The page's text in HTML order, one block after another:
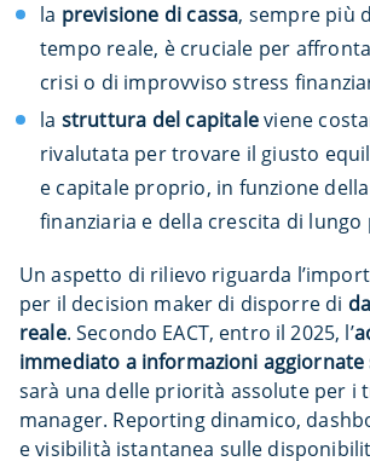
la previsione di cassa, sempre più
tempo reale, è cruciale per
crisi o di improvviso stress
la struttura del capitaleviene
rivalutata per trovare il giusto
e capitale proprio, in funzione
finanziaria e della crescita di lungo
Un aspetto di rilievo riguarda
per il decision maker di disporre di
reale. Secondo EACT, entro il 2025, l’
immediato a informazioni
sarà una delle priorità assolute per i
manager. Reporting dinamico,
e visibilità istantanea sulle